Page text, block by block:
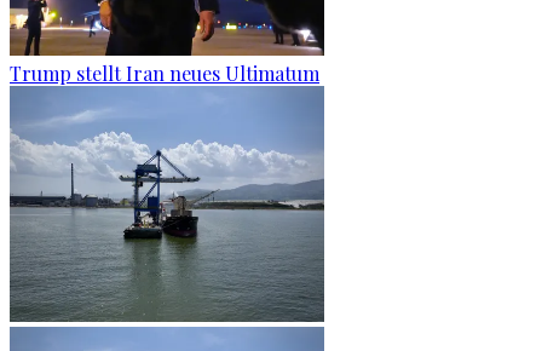
Trump stellt Iran neues Ultimatum